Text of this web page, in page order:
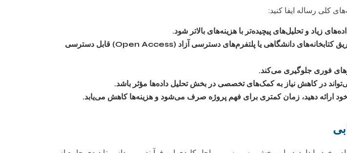
کلی رساله ایفا کنید:
زیاد و تحلیل‌های پیچیده‌تر با هزینه‌های بالاتر شود.
بسیاری از مقالات و پایگاه‌های اطلاعاتی از طریق کتابخانه‌های دانشگاهی یا پلتفرم‌های دسترسی آزاد (Open Access) قابل دسترسی
فوری جلوگیری می‌کند.
ارائه دهید، زمان کمتری برای فهم پروژه صرف می‌شود و هزینه‌ها کاهش می‌یابد.